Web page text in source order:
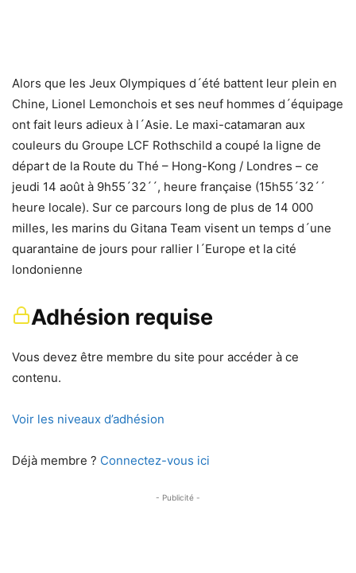
Alors que les Jeux Olympiques d´été battent leur plein en
Chine, Lionel Lemonchois et ses neuf hommes d´équipage
ont fait leurs adieux à l´Asie. Le maxi-catamaran aux
couleurs du Groupe LCF Rothschild a coupé la ligne de
départ de la Route du Thé – Hong-Kong / Londres – ce
jeudi 14 août à 9h55´32´´, heure française (15h55´32´´
heure locale). Sur ce parcours long de plus de 14 000
milles, les marins du Gitana Team visent un temps d´une
quarantaine de jours pour rallier l´Europe et la cité
londonienne
Adhésion requise
Vous devez être membre du site pour accéder à ce
contenu.
Voir les niveaux d’adhésion
Déjà membre ? Connectez-vous ici
- Publicité -